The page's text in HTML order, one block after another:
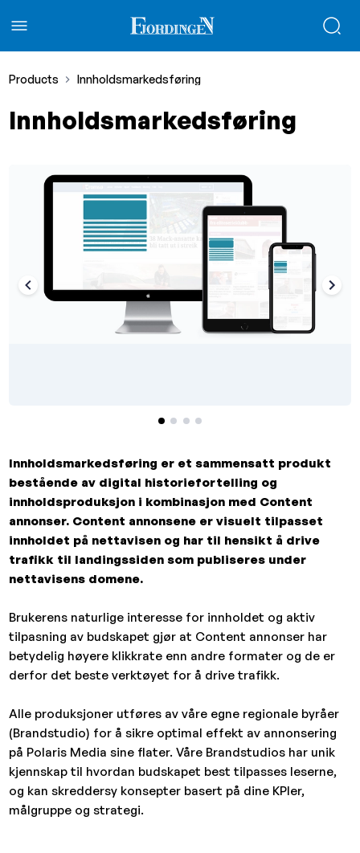
Products Innholdsmarkedsføring
Innholdsmarkedsføring
Innholdsmarkedsføring er et sammensatt produkt
bestående av digital historiefortelling og
innholdsproduksjon i kombinasjon med Content
annonser. Content annonsene er visuelt tilpasset
innholdet på nettavisen og har til hensikt å drive
trafikk til landingssiden som publiseres under
nettavisens domene.
Brukerens naturlige interesse for innholdet og aktiv
tilpasning av budskapet gjør at Content annonser har
betydelig høyere klikkrate enn andre formater og de er
derfor det beste verktøyet for å drive trafikk.
Alle produksjoner utføres av våre egne regionale byråer
(Brandstudio) for å sikre optimal effekt av annonsering
på Polaris Media sine flater. Våre Brandstudios har unik
kjennskap til hvordan budskapet best tilpasses leserne,
og kan skreddersy konsepter basert på dine KPIer,
målgruppe og strategi.